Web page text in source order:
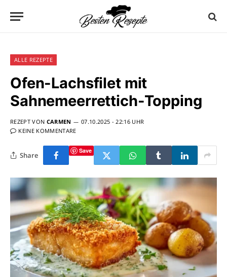
ALLE REZEPTE
Ofen-Lachsfilet mit
Sahnemeerrettich-Topping
REZEPT VON CARMEN
07.10.2025 - 22:16 UHR
KEINE KOMMENTARE
Share Save